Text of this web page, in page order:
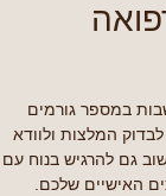
במספר גורמים
המלצות ולוודא
גם להרגיש בנוח עם
האישיים שלכם.